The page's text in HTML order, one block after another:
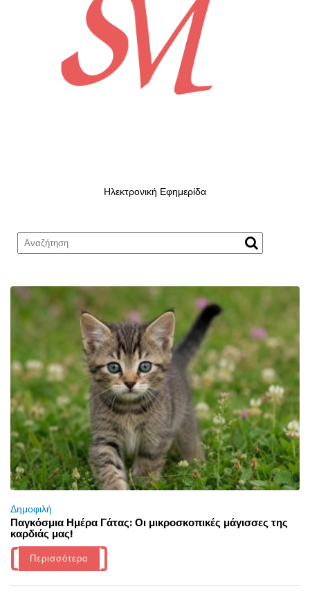
Ηλεκτρονική Εφημερίδα
Δημοφιλή
Παγκόσμια Ημέρα Γάτας: Οι μικροσκοπικές μάγισσες της
καρδιάς μας!
Περισσότερα